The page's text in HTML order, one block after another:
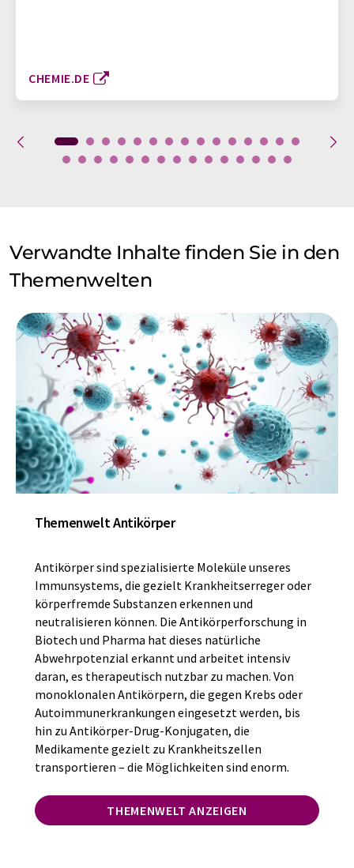
CHEMIE.DE
Verwandte Inhalte finden Sie in den
Themenwelten
Themenwelt Antikörper
Antikörper sind spezialisierte Moleküle unseres
Immunsystems, die gezielt Krankheitserreger oder
körperfremde Substanzen erkennen und
neutralisieren können. Die Antikörperforschung in
Biotech und Pharma hat dieses natürliche
Abwehrpotenzial erkannt und arbeitet intensiv
daran, es therapeutisch nutzbar zu machen. Von
monoklonalen Antikörpern, die gegen Krebs oder
Autoimmunerkrankungen eingesetzt werden, bis
hin zu Antikörper-Drug-Konjugaten, die
Medikamente gezielt zu Krankheitszellen
transportieren – die Möglichkeiten sind enorm.
THEMENWELT ANZEIGEN